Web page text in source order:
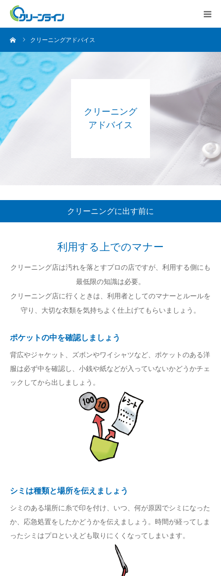
クリーニングアドバイス
クリーニング
アドバイス
クリーニングに出す前に
利用する上でのマナー
クリーニング店は汚れを落とすプロの店ですが、利用する側にも
最低限の知識は必要。
クリーニング店に行くときは、利用者としてのマナーとルールを
守り、大切な衣類を気持ちよく仕上げてもらいましょう。
ポケットの中を確認しましょう
背広やジャケット、ズボンやワイシャツなど、ポケットのある洋
服は必ず中を確認し、小銭や紙などが入っていないかどうかチェ
ックしてから出しましょう。
シミは種類と場所を伝えましょう
シミのある場所に糸で印を付け、いつ、何が原因でシミになった
か、応急処置をしたかどうかを伝えましょう。時間が経ってしま
ったシミはプロといえども取りにくくなってしまいます。